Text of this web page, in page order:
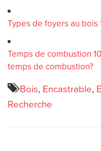
Types de foyers au bois
Temps de combustion
temps de combustion?
Bois, Encastrable,
Recherche